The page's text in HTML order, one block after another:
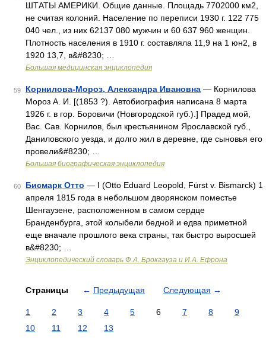
ШТАТЫ АМЕРИКИ. Общие данные. Площадь 7702000 км2,
не считая колоний. Население по переписи 1930 г. 122 775
040 чел., из них 62137 080 мужчин и 60 637 960 женщин.
Плотность населения в 1910 г. составляла 11,9 на 1 юн2, в
1920 13,7, в&#8230; …
Большая медицинская энциклопедия
59 Корнилова-Мороз, Александра Ивановна — Корнилова
Мороз А. И. [(1853 ?). Автобиография написана 8 марта
1926 г. в гор. Боровичи (Новгородской губ.).] Прадед мой,
Вас. Сав. Корнилов, был крестьянином Ярославской губ.,
Даниловского уезда, и долго жил в деревне, где сыновья его
провели&#8230; …
Большая биографическая энциклопедия
60 Бисмарк Отто — I (Otto Eduard Leopold, Fürst v. Bismarck) 1
апреля 1815 года в небольшом дворянском поместье
Шенгаузене, расположенном в самом сердце
Бранденбурга, этой колыбели бедной и едва приметной
еще вначале прошлого века страны, так быстро выросшей
в&#8230; …
Энциклопедический словарь Ф.А. Брокгауза и И.А. Ефрона
Страницы ← Предыдущая Следующая →
1 2 3 4 5 6 7 8
9
10
11 12 13